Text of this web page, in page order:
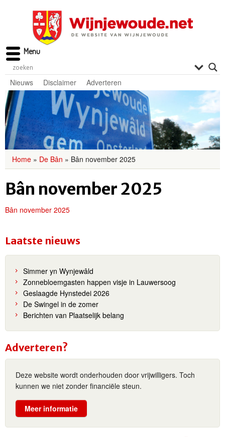
Nieuws Disclaimer Adverteren
Home » De Bân » Bân november 2025
Bân november 2025
Bân november 2025
Laatste nieuws
Simmer yn Wynjewâld
Zonnebloemgasten happen visje in Lauwersoog
Geslaagde Hynstedei 2026
De Swingel in de zomer
Berichten van Plaatselijk belang
Adverteren?
Deze website wordt onderhouden door vrijwilligers. Toch
kunnen we niet zonder financiële steun.
Meer informatie
Menu